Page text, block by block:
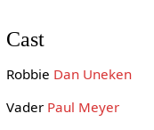
Cast
Robbie Dan Uneken
Vader Paul Meyer